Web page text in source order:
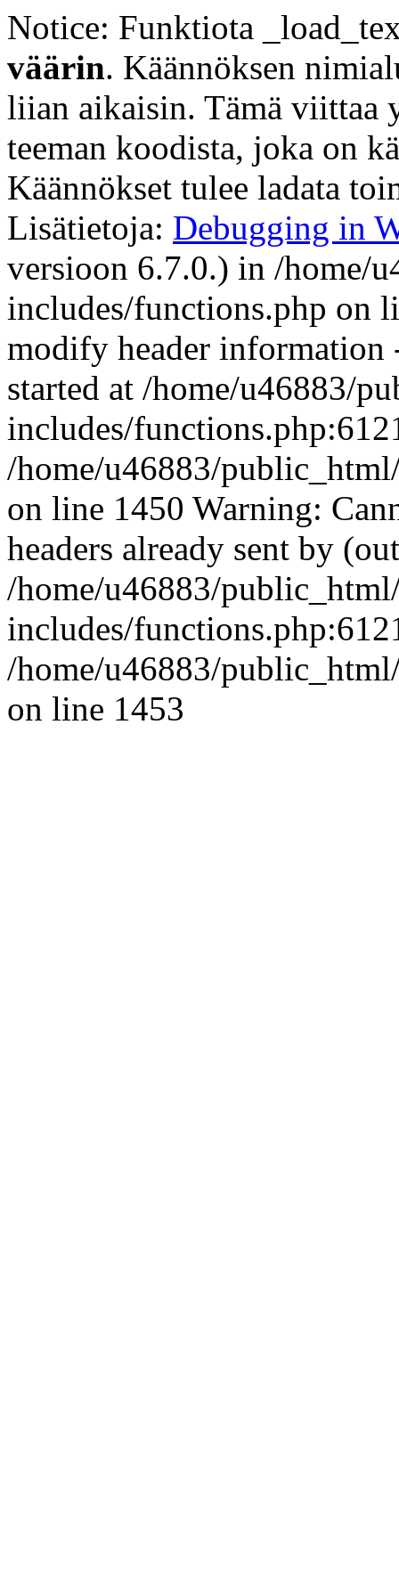
Notice: Funktiota
väärin. Käännöksen
liian aikaisin. Tämä viittaa
teeman koodista, joka on
Käännökset tulee ladata
Lisätietoja: Debugging in
versioon 6.7.0.) in /home/
includes/functions.php on
modify header information
started at /home/u46883/
includes/
/home/u46883/
on line 1450 Warning:
headers already sent by
/home/u46883/
includes/
/home/u46883/
on line 1453